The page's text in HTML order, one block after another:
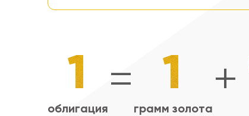
1
облигация
= 1
грамм золота
+